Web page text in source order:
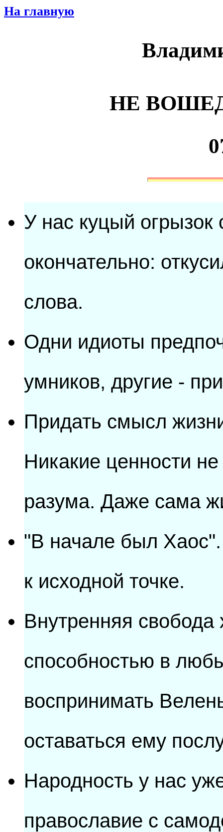
На главную
НЕ
У нас куцый огрызок
окончательно:
слова.
Одни идиоты
умников, другие -
Придать смысл
Никакие ценности
разума. Даже сама
"В начале был
к исходной точке.
Внутренняя свобода
способностью в
воспринимать
оставаться ему
Народность у нас
православие с